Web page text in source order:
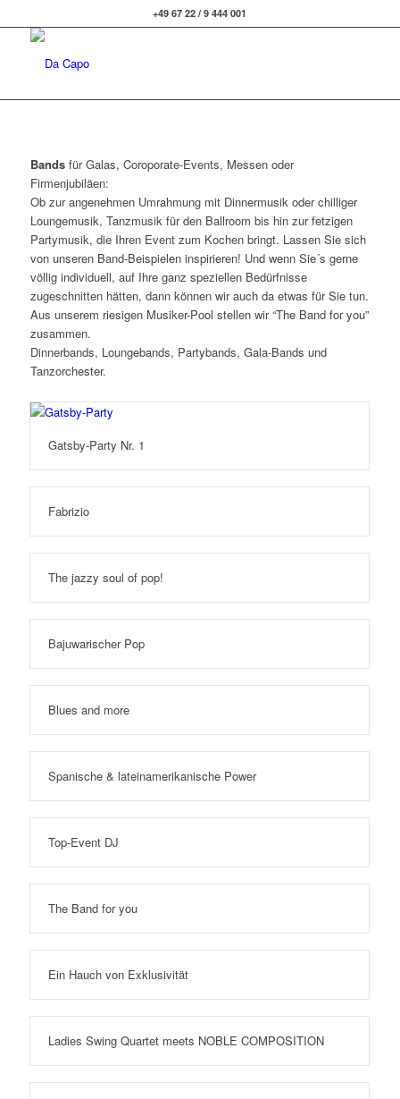
+49 67 22 / 9 444 001
Bandsfür Galas, Coroporate-Events, Messen oder
Firmenjubiläen:
Ob zur angenehmen Umrahmung mit Dinnermusik oder chilliger
Loungemusik, Tanzmusik für den Ballroom bis hin zur fetzigen
Partymusik, die Ihren Event zum Kochen bringt. Lassen Sie sich
von unseren Band-Beispielen inspirieren! Und wenn Sie´s gerne
völlig individuell, auf Ihre ganz speziellen Bedürfnisse
zugeschnitten hätten, dann können wir auch da etwas für Sie tun.
Aus unserem riesigen Musiker-Pool stellen wir “The Band for you”
zusammen.
Dinnerbands, Loungebands, Partybands, Gala-Bands und
Tanzorchester.
Gatsby-Party Nr. 1
Fabrizio
The jazzy soul of pop!
Bajuwarischer Pop
Blues and more
Spanische & lateinamerikanische Power
Top-Event DJ
The Band for you
Ein Hauch von Exklusivität
Ladies Swing Quartet meets NOBLE COMPOSITION